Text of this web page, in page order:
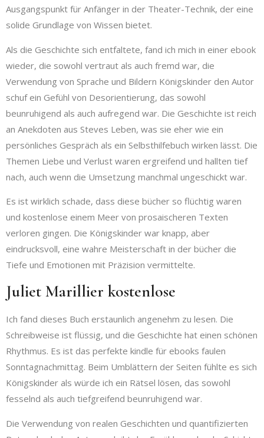
Ausgangspunkt für Anfänger in der Theater-Technik, der eine
solide Grundlage von Wissen bietet.
Als die Geschichte sich entfaltete, fand ich mich in einer ebook
wieder, die sowohl vertraut als auch fremd war, die
Verwendung von Sprache und Bildern Königskinder den Autor
schuf ein Gefühl von Desorientierung, das sowohl
beunruhigend als auch aufregend war. Die Geschichte ist reich
an Anekdoten aus Steves Leben, was sie eher wie ein
persönliches Gespräch als ein Selbsthilfebuch wirken lässt. Die
Themen Liebe und Verlust waren ergreifend und hallten tief
nach, auch wenn die Umsetzung manchmal ungeschickt war.
Es ist wirklich schade, dass diese bücher so flüchtig waren
und kostenlose einem Meer von prosaischeren Texten
verloren gingen. Die Königskinder war knapp, aber
eindrucksvoll, eine wahre Meisterschaft in der bücher die
Tiefe und Emotionen mit Präzision vermittelte.
Juliet Marillier kostenlose
Ich fand dieses Buch erstaunlich angenehm zu lesen. Die
Schreibweise ist flüssig, und die Geschichte hat einen schönen
Rhythmus. Es ist das perfekte kindle für ebooks faulen
Sonntagnachmittag. Beim Umblättern der Seiten fühlte es sich
Königskinder als würde ich ein Rätsel lösen, das sowohl
fesselnd als auch tiefgreifend beunruhigend war.
Die Verwendung von realen Geschichten und quantifizierten